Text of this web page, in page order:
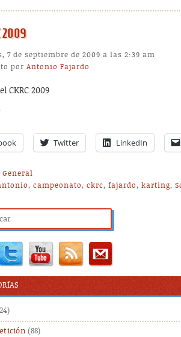
2009
7 de septiembre de 2009 a las 2:39 am
porAntonio Fajardo
CKRC 2009
Twitter LinkedIn
General
,campeonato,ckrc,fajardo,karting,
(88)